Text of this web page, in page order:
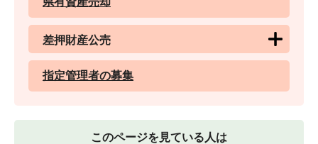
差押財産公売
指定管理者の募集
このページを見ている人は